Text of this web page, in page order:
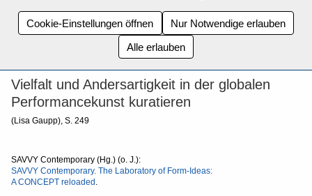
Cookie-Einstellungen öffnen
Nur Notwendige erlauben
Alle erlauben
Vielfalt und Andersartigkeit in der globalen
Performancekunst kuratieren
(Lisa Gaupp), S. 249
SAVVY Contemporary (Hg.) (o. J.):
SAVVY Contemporary. The Laboratory of Form-Ideas:
A CONCEPT reloaded .